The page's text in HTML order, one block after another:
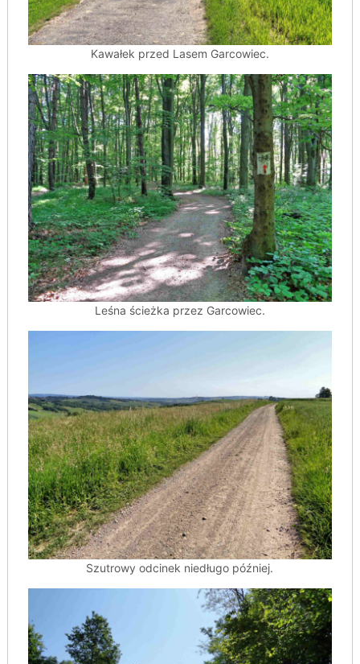
Kawałek przed Lasem Garcowiec.
Leśna ścieżka przez Garcowiec.
Szutrowy odcinek niedługo później.